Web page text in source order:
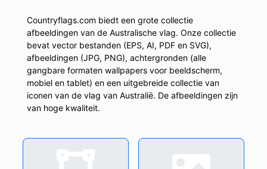
Countryflags.com biedt een grote collectie
afbeeldingen van de Australische vlag. Onze collectie
bevat vector bestanden (EPS, AI, PDF en SVG),
afbeeldingen (JPG, PNG), achtergronden (alle
gangbare formaten wallpapers voor beeldscherm,
mobiel en tablet) en een uitgebreide collectie van
iconen van de vlag van Australië. De afbeeldingen zijn
van hoge kwaliteit.